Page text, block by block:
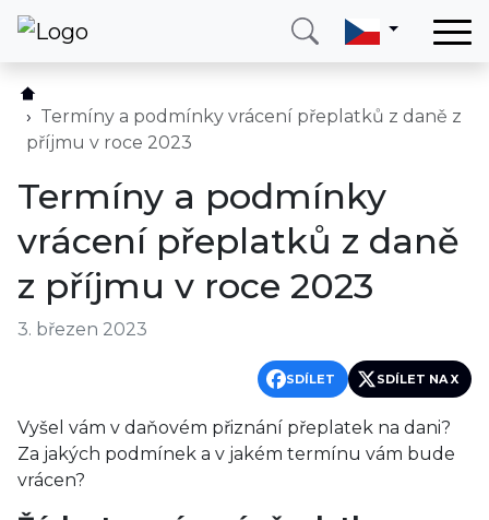
Služby
Země
O nás
Blog
Kontakt
Termíny a podmínky vrácení přeplatků z daně z
příjmu v roce 2023
Termíny a podmínky
vrácení přeplatků z daně
z příjmu v roce 2023
3. březen 2023
SDÍLET SDÍLET NA X
Vyšel vám v daňovém přiznání přeplatek na dani?
Za jakých podmínek a v jakém termínu vám bude
vrácen?